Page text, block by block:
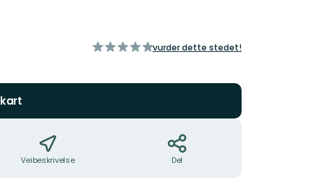
av
vurder dette stedet!
Veibeskrivelse Del